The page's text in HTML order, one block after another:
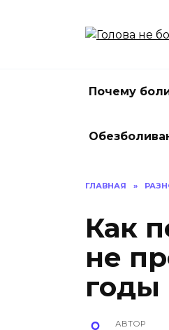
Почему
ГЛАВНАЯ »
Как
не
годы
АВТОР